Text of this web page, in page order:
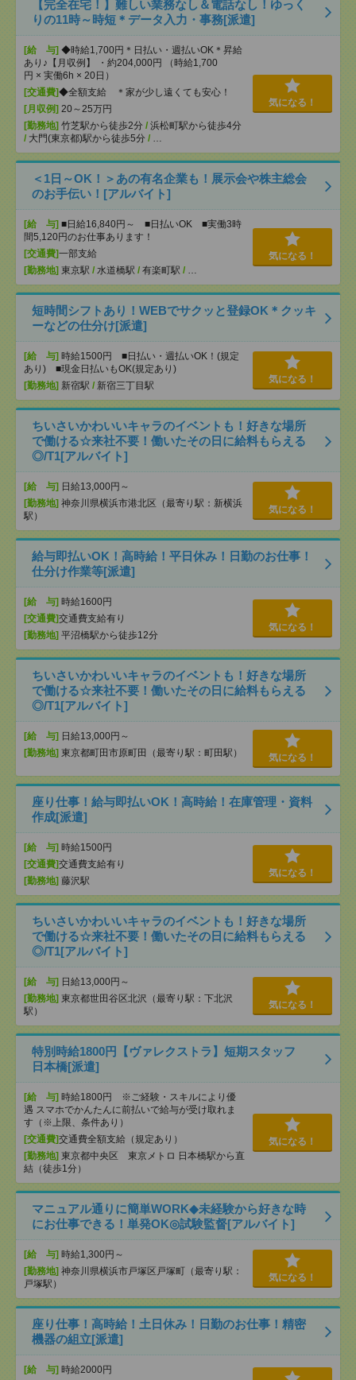
【完全在宅！】難しい業務なし＆電話なし！ゆっく
りの11時～時短＊データ入力・事務[派遣]
[給 与] ◆時給1,700円＊日払い・週払いOK＊昇給
あり♪【月収例】 ・約204,000円 （時給1,700
円 × 実働6h × 20日）
[交通費]◆全額支給 ＊家が少し遠くても安心！
[月収例] 20～25万円
[勤務地] 竹芝駅から徒歩2分 / 浜松町駅から徒歩4分
/ 大門(東京都)駅から徒歩5分 / …
気になる！
＜1日～OK！＞あの有名企業も！展示会や株主総会
のお手伝い！[アルバイト]
[給 与] ■日給16,840円～ ■日払いOK ■実働3時
間5,120円のお仕事あります！
[交通費]一部支給
[勤務地] 東京駅 / 水道橋駅 / 有楽町駅 / …
気になる！
短時間シフトあり！WEBでサクッと登録OK＊クッキ
ーなどの仕分け[派遣]
[給 与] 時給1500円 ■日払い・週払いOK！(規定
あり) ■現金日払いもOK(規定あり)
[勤務地] 新宿駅 / 新宿三丁目駅
気になる！
ちいさいかわいいキャラのイベントも！好きな場所
で働ける☆来社不要！働いたその日に給料もらえる
◎/T1[アルバイト]
[給 与] 日給13,000円～
[勤務地] 神奈川県横浜市港北区（最寄り駅：新横浜
駅）
気になる！
給与即払いOK！高時給！平日休み！日勤のお仕事！
仕分け作業等[派遣]
[給 与] 時給1600円
[交通費]交通費支給有り
[勤務地] 平沼橋駅から徒歩12分
気になる！
ちいさいかわいいキャラのイベントも！好きな場所
で働ける☆来社不要！働いたその日に給料もらえる
◎/T1[アルバイト]
[給 与] 日給13,000円～
[勤務地] 東京都町田市原町田（最寄り駅：町田駅） 気になる！
座り仕事！給与即払いOK！高時給！在庫管理・資料
作成[派遣]
[給 与] 時給1500円
[交通費]交通費支給有り
[勤務地] 藤沢駅
気になる！
ちいさいかわいいキャラのイベントも！好きな場所
で働ける☆来社不要！働いたその日に給料もらえる
◎/T1[アルバイト]
[給 与] 日給13,000円～
[勤務地] 東京都世田谷区北沢（最寄り駅：下北沢
駅）
気になる！
特別時給1800円【ヴァレクストラ】短期スタッフ
日本橋[派遣]
[給 与] 時給1800円 ※ご経験・スキルにより優
遇 スマホでかんたんに前払いで給与が受け取れま
す（※上限、条件あり）
[交通費]交通費全額支給（規定あり）
[勤務地] 東京都中央区 東京メトロ 日本橋駅から直
結（徒歩1分）
気になる！
マニュアル通りに簡単WORK◆未経験から好きな時
にお仕事できる！単発OK◎試験監督[アルバイト]
[給 与] 時給1,300円～
[勤務地] 神奈川県横浜市戸塚区戸塚町（最寄り駅：
戸塚駅）
気になる！
座り仕事！高時給！土日休み！日勤のお仕事！精密
機器の組立[派遣]
[給 与] 時給2000円